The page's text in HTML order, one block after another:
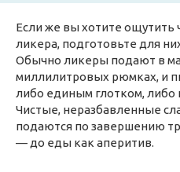
Если же вы хотите ощутить
ликера, подготовьте для
Обычно ликеры подают в
миллилитровых рюмках, и
либо единым глотком, либо
Чистые, неразбавленные
подаются по завершению
— до еды как аперитив.